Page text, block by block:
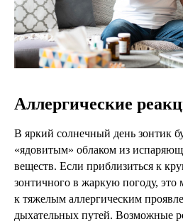
Аллергические
В яркий солнечный день зонтик
«ядовитым» облаком из
веществ. Если приблизиться к
зонтичного в жаркую погоду, это
к тяжелым аллергическим
дыхательных путей. Возможные